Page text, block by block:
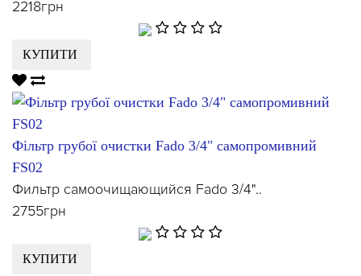
2218грн
КУПИТИ
Фільтр грубої очистки Fado 3/4" самопромивний
FS02
Фильтр самоочищающийся Fado 3/4"..
2755грн
КУПИТИ